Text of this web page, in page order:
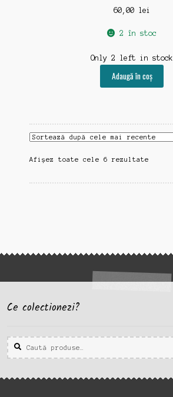
60,00 lei
2 în stoc
Only 2 left in stock
Adaugă în coș
Afișez toate cele 6 rezultateSortat
cele
Ce colectionezi?
Caută
după:
Caută